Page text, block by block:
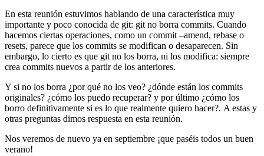
En esta reunión estuvimos hablando de una característica muy
importante y poco conocida de git: git no borra commits. Cuando
hacemos ciertas operaciones, como un commit –amend, rebase o
resets, parece que los commits se modifican o desaparecen. Sin
embargo, lo cierto es que git no los borra, ni los modifica: siempre
crea commits nuevos a partir de los anteriores.
Y si no los borra ¿por qué no los veo? ¿dónde están los commits
originales? ¿cómo los puedo recuperar? y por último ¿cómo los
borro definitivamente si es lo que realmente quiero hacer?. A estas y
otras preguntas dimos respuesta en esta reunión.
Nos veremos de nuevo ya en septiembre ¡que paséis todos un buen
verano!